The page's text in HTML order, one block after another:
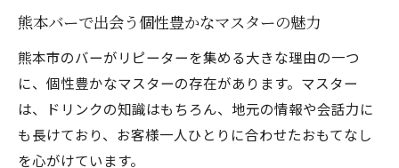
熊本バーで出会う個性豊かなマスターの魅力
熊本市のバーがリピーターを集める大きな理由の一つ
に、個性豊かなマスターの存在があります。マスター
は、ドリンクの知識はもちろん、地元の情報や会話力に
も長けており、お客様一人ひとりに合わせたおもてなし
を心がけています。